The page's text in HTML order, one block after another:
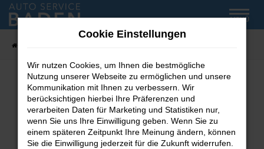
Zum
Hauptinhalt
MENÜ
Fehler: Network Error
Beim Laden ist ein Fehler aufgetreten.
Hier sind ein paar Tipps, die dir helfen können:
Cookie Einstellungen
Wir nutzen Cookies, um Ihnen die bestmögliche
Nutzung unserer Webseite zu ermöglichen und unsere
Kommunikation mit Ihnen zu verbessern. Wir
berücksichtigen hierbei Ihre Präferenzen und
verarbeiten Daten für Marketing und Statistiken nur,
wenn Sie uns Ihre Einwilligung geben. Wenn Sie zu
einem späteren Zeitpunkt Ihre Meinung ändern, können
Sie die Einwilligung jederzeit für die Zukunft widerrufen.